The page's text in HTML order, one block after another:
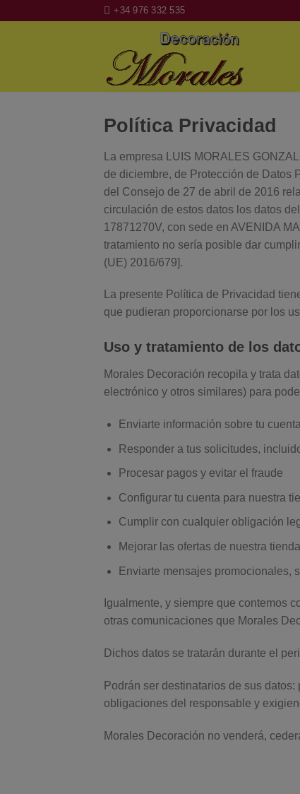
+34 976 332 535
Política Privacidad
La empresa LUIS MORALES
de diciembre, de Protección de Datos
del Consejo de 27 de abril de 2016
circulación de estos datos los datos
17871270V, con sede en AVENIDA
tratamiento no sería posible dar
(UE) 2016/679].
La presente Política de Privacidad
que pudieran proporcionarse por los
Uso y tratamiento de los
Morales Decoración recopila y trata
electrónico y otros similares) para
Enviarte información sobre tu
Responder a tus solicitudes,
Procesar pagos y evitar el fraude
Configurar tu cuenta para nuestra
Cumplir con cualquier obligación
Mejorar las ofertas de nuestra tienda
Enviarte mensajes promocionales,
Igualmente, y siempre que contemos
otras comunicaciones que Morales
Dichos datos se tratarán durante el
Podrán ser destinatarios de sus
obligaciones del responsable y
Morales Decoración no venderá,